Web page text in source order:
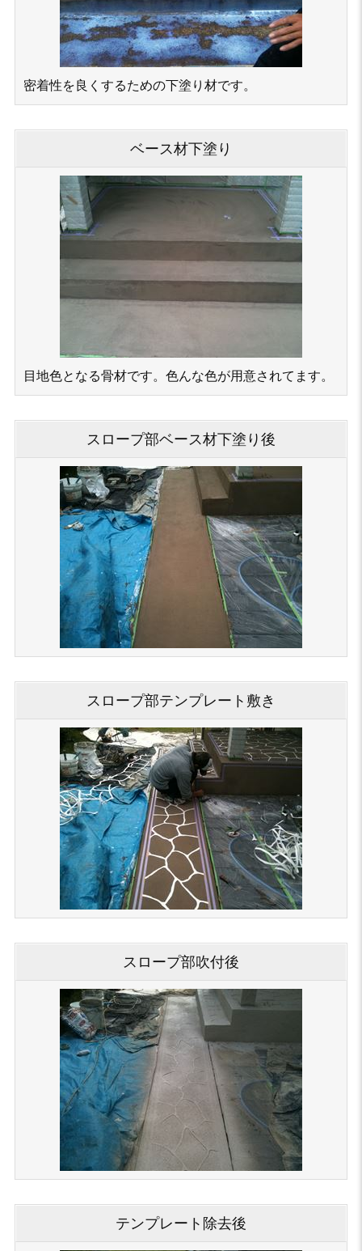
密着性を良くするための下塗り材です。
ベース材下塗り
目地色となる骨材です。色んな色が用意されてます。
スロープ部ベース材下塗り後
スロープ部テンプレート敷き
スロープ部吹付後
テンプレート除去後